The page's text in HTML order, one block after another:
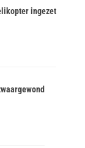
ingezet